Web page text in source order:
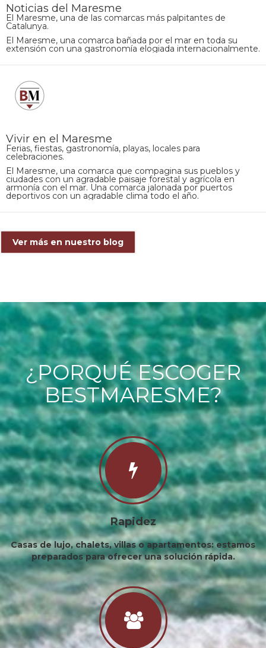
Noticias del Maresme
El Maresme, una de las comarcas más palpitantes de
Catalunya.
El Maresme, una comarca bañada por el mar en toda su
extensión con una gastronomía elogiada internacionalmente.
Vivir en el Maresme
Ferias, fiestas, gastronomía, playas, locales para
celebraciones.
El Maresme, una comarca que compagina sus pueblos y
ciudades con un agradable paisaje forestal y agrícola en
armonía con el mar. Una comarca jalonada por puertos
deportivos con un agradable clima todo el año.
Ver más en nuestro blog
¿PORQUÉ ESCOGER
BESTMARESME?
Rapidez
Casas de lujo, chalets, villas o apartamentos: estamos
preparados para ofrecer una solución rápida.